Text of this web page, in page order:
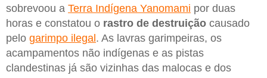
sobrevoou a Terra Indígena Yanomami por duas
horas e constatou o rastro de destruição causado
pelo garimpo ilegal. As lavras garimpeiras, os
acampamentos não indígenas e as pistas
clandestinas já são vizinhas das malocas e dos